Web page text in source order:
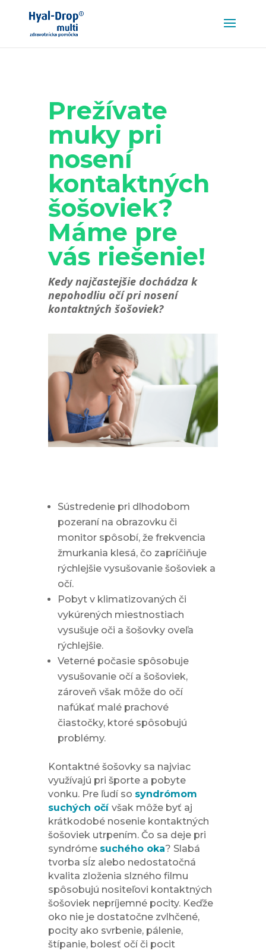
Prežívate
muky pri
nosení
kontaktných
šošoviek?
Máme pre
vás riešenie!
Kedy najčastejšie dochádza k
nepohodliu očí pri nosení
kontaktných šošoviek?
Sústredenie pri dlhodobom
pozeraní na obrazovku či
monitor spôsobí, že frekvencia
žmurkania klesá, čo zapríčiňuje
rýchlejšie vysušovanie šošoviek a
očí.
Pobyt v klimatizovaných či
vykúrených miestnostiach
vysušuje oči a šošovky oveľa
rýchlejšie.
Veterné počasie spôsobuje
vysušovanie očí a šošoviek,
zároveň však môže do očí
nafúkať malé prachové
čiastočky, ktoré spôsobujú
problémy.
Kontaktné šošovky sa najviac
využívajú pri športe a pobyte
vonku. Pre ľudí so syndrómom
suchých očí však môže byť aj
krátkodobé nosenie kontaktných
šošoviek utrpením. Čo sa deje pri
syndróme suchého oka? Slabá
tvorba sĺz alebo nedostatočná
kvalita zloženia slzného filmu
spôsobujú nositeľovi kontaktných
šošoviek nepríjemné pocity. Keďže
oko nie je dostatočne zvlhčené,
pocity ako svrbenie, pálenie,
štípanie, bolesť očí či pocit